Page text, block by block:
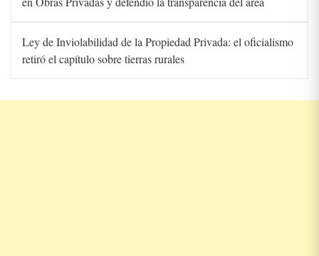
Ley de Inviolabilidad de la Propiedad Privada: el oficialismo
retiró el capítulo sobre tierras rurales